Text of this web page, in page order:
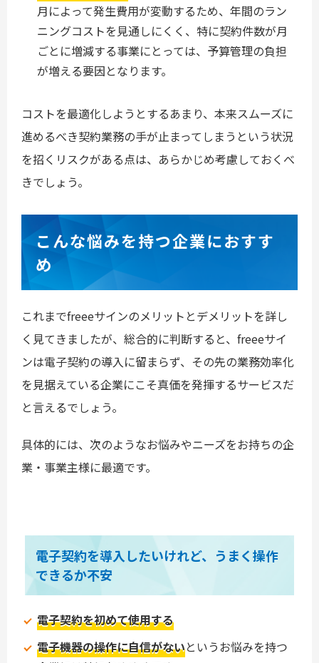
月によって発生費用が変動するため、年間のラン
ニングコストを見通しにくく、特に契約件数が月
ごとに増減する事業にとっては、予算管理の負担
が増える要因となります。
コストを最適化しようとするあまり、本来スムーズに
進めるべき契約業務の手が止まってしまうという状況
を招くリスクがある点は、あらかじめ考慮しておくべ
きでしょう。
こんな悩みを持つ企業におすす
め
これまでfreeeサインのメリットとデメリットを詳し
く見てきましたが、総合的に判断すると、freeeサイ
ンは電子契約の導入に留まらず、その先の業務効率化
を見据えている企業にこそ真価を発揮するサービスだ
と言えるでしょう。
具体的には、次のようなお悩みやニーズをお持ちの企
業・事業主様に最適です。
電子契約を導入したいけれど、うまく操作
できるか不安
電子契約を初めて使用する
電子機器の操作に自信がないというお悩みを持つ